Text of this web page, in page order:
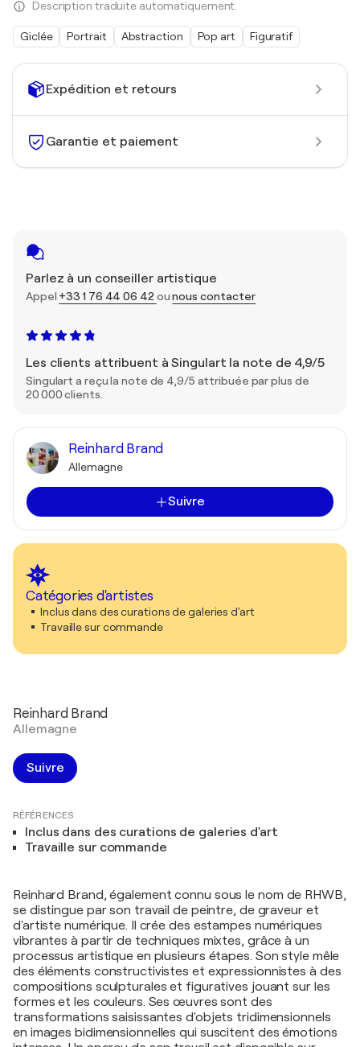
Expédition et retours
Garantie et paiement
Parlez à un conseiller artistique
Appel +33 1 76 44 06 42ounous contacter
Les clients attribuent à Singulart la note de 4,9/5
Singulart a reçu la note de 4,9/5 attribuée par plus de
20 000 clients.
Reinhard Brand
Allemagne
Suivre
Catégories d'artistes
Inclus dans des curations de galeries d'art
Travaille sur commande
Description traduite automatiquement.
Giclée Portrait Abstraction Pop art Figuratif
Reinhard Brand
Allemagne
Suivre
RÉFÉRENCES
Inclus dans des curations de galeries d'art
Travaille sur commande
Reinhard Brand, également connu sous le nom de RHWB,
se distingue par son travail de peintre, de graveur et
d'artiste numérique. Il crée des estampes numériques
vibrantes à partir de techniques mixtes, grâce à un
processus artistique en plusieurs étapes. Son style mêle
des éléments constructivistes et expressionnistes à des
compositions sculpturales et figuratives jouant sur les
formes et les couleurs. Ses œuvres sont des
transformations saisissantes d'objets tridimensionnels
en images bidimensionnelles qui suscitent des émotions